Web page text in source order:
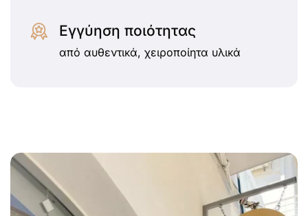
Εγγύηση ποιότητας
από αυθεντικά, χειροποίητα υλικά